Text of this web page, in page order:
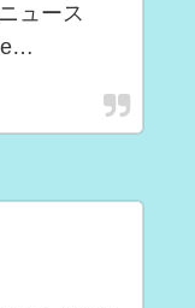
ュース